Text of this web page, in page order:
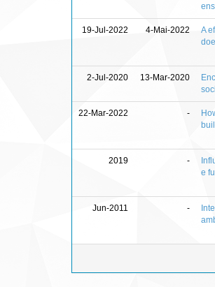
19-Jul-2022 4-Mai-2022
A
2-Jul-2020 13-Mar-2020
22-Mar-2022 -
2019 -
e
Jun-2011 -